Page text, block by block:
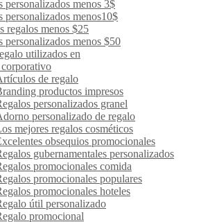
personalizados menos 3$
personalizados menos10$
regalos menos $25
personalizados menos $50
utilizados en
de regalo
productos impresos
personalizados granel
personalizado de regalo
mejores regalos cosméticos
obsequios promocionales
gubernamentales personalizados
promocionales comida
promocionales populares
promocionales hoteles
útil personalizado
promocional